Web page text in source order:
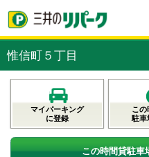
惟信町５丁目
マイパーキング
に登録
この
駐車
この時間貸駐車